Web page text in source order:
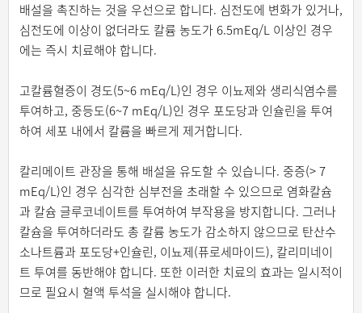
배설을 촉진하는 것을 우선으로 합니다. 심전도에 변화가 있거나,
심전도에 이상이 없더라도 칼륨 농도가 6.5mEq/L 이상인 경우
에는 즉시 치료해야 합니다.
고칼륨혈증이 경도(5~6 mEq/L)인 경우 이뇨제와 생리식염수를
투여하고, 중등도(6~7 mEq/L)인 경우 포도당과 인슐린을 투여
하여 세포 내에서 칼륨을 빠르게 제거합니다.
칼리메이트 관장을 통해 배설을 유도할 수 있습니다. 중증(> 7
mEq/L)인 경우 심각한 심부전을 초래할 수 있으므로 염화칼슘
과 칼슘 글루코네이트를 투여하여 부작용을 방지합니다. 그러나
칼슘을 투여하더라도 총 칼륨 농도가 감소하지 않으므로 탄산수
소나트륨과 포도당+인슐린, 이뇨제(퓨로세마이드), 칼리미네이
트 투여를 동반해야 합니다. 또한 이러한 치료의 효과는 일시적이
므로 필요시 혈액 투석을 실시해야 합니다.